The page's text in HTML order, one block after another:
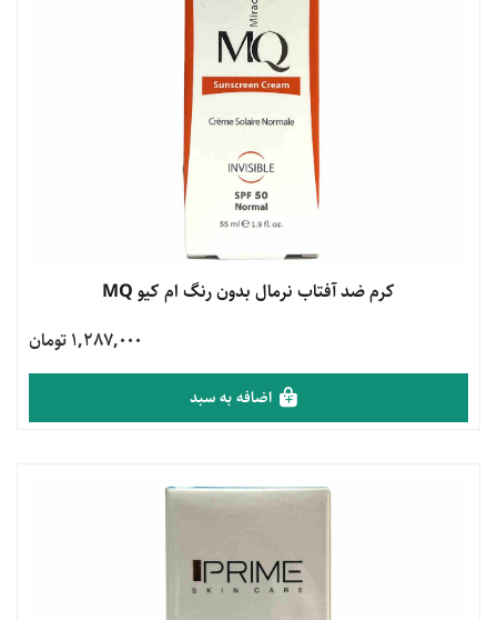
مشاهده محصولکرم ضد آفتاب نرمال بدون رنگ ام کیو MQ
1,287,000 تومان
اضافه به سبد